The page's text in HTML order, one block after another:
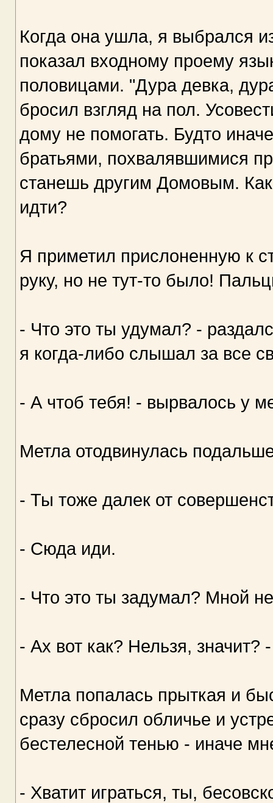
Когда она ушла, я выбрался
показал входному проему
половицами. "Дура девка,
бросил взгляд на пол.
дому не помогать. Будто
братьями, похвалявшимися
станешь другим Домовым.
идти?
Я приметил прислоненную к
руку, но не тут-то было!
- Что это ты удумал? -
я когда-либо слышал за все
- А чтоб тебя! - вырвалось у
Метла отодвинулась
- Ты тоже далек от
- Сюда иди.
- Что это ты задумал? Мной
- Ах вот как? Нельзя,
Метла попалась прыткая и
сразу сбросил обличье и
бестелесной тенью - иначе
- Хватит играться, ты,